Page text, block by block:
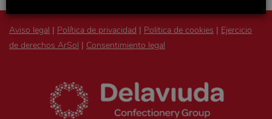
Aviso legal | Política de privacidad | Politica de cookies | Ejercicio
de derechos ArSol | Consentimiento legal